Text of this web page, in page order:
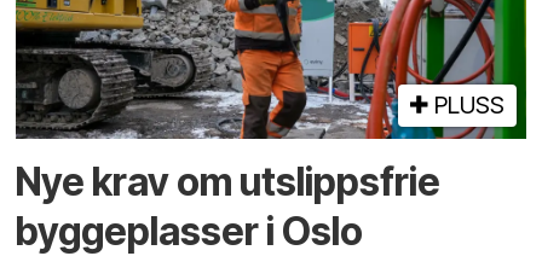
PLUSS
Nye krav om utslippsfrie
byggeplasser i Oslo